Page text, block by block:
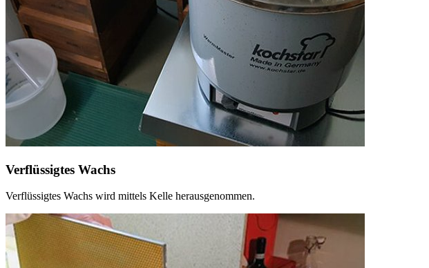
Verflüssigtes Wachs
Verflüssigtes Wachs wird mittels Kelle herausgenommen.